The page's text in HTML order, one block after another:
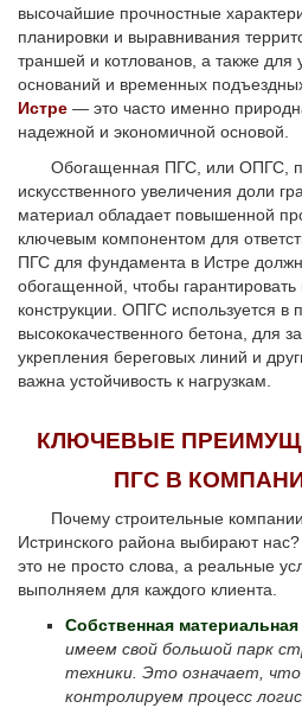
высочайшие прочностные
планировки и выравнивания
траншей и котлованов, а также для
оснований и временных
Истре — это часто именно
надежной и экономичной основой.
Обогащенная ПГС, или ОПГС,
искусственного увеличения доли
материал обладает повышенной
ключевым компонентом для
ПГС для фундамента в Истре
обогащенной, чтобы гарантировать
конструкции. ОПГС используется в
высококачественного бетона, для
укрепления береговых линий и
важна устойчивость к нагрузкам.
КЛЮЧЕВЫЕ
ПГС В
Почему строительные компании
Истринского района выбирают
это не просто слова, а реальные
выполняем для каждого клиента.
Собственная материальная
имеем свой большой парк
техники. Это означает,
контролируем процесс